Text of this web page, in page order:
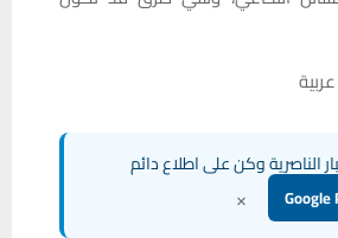
الناصرية وكن على اطلاع دائم
×